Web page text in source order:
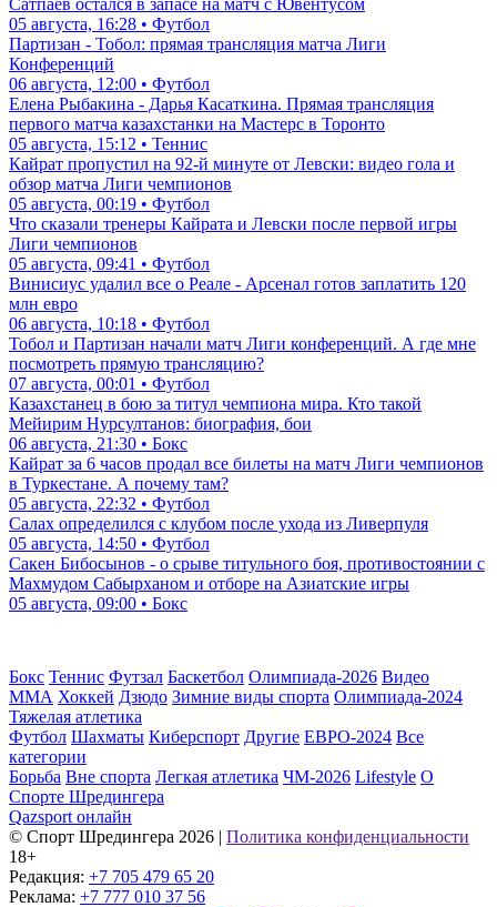
05 августа, 16:28 • Футбол
Партизан - Тобол: прямая трансляция матча Лиги
Конференций
06 августа, 12:00 • Футбол
Елена Рыбакина - Дарья Касаткина. Прямая трансляция
первого матча казахстанки на Мастерс в Торонто
05 августа, 15:12 • Теннис
Кайрат пропустил на 92-й минуте от Левски: видео гола и
обзор матча Лиги чемпионов
05 августа, 00:19 • Футбол
Что сказали тренеры Кайрата и Левски после первой игры
Лиги чемпионов
05 августа, 09:41 • Футбол
Винисиус удалил все о Реале - Арсенал готов заплатить 120
млн евро
06 августа, 10:18 • Футбол
Тобол и Партизан начали матч Лиги конференций. А где мне
посмотреть прямую трансляцию?
07 августа, 00:01 • Футбол
Казахстанец в бою за титул чемпиона мира. Кто такой
Мейирим Нурсултанов: биография, бои
06 августа, 21:30 • Бокс
Кайрат за 6 часов продал все билеты на матч Лиги чемпионов
в Туркестане. А почему там?
05 августа, 22:32 • Футбол
Салах определился с клубом после ухода из Ливерпуля
05 августа, 14:50 • Футбол
Сакен Бибосынов - о срыве титульного боя, противостоянии с
Махмудом Сабырханом и отборе на Азиатские игры
05 августа, 09:00 • Бокс
Бокс Теннис Футзал Баскетбол Олимпиада-2026 Видео
ММА Хоккей Дзюдо Зимние виды спорта Олимпиада-2024
Тяжелая атлетика
Футбол Шахматы Киберспорт Другие ЕВРО-2024 Все
категории
Борьба Вне спорта Легкая атлетика ЧМ-2026 Lifestyle О
Спорте Шредингера
Qazsport онлайн
© Cпорт Шредингера 2026 | Политика конфиденциальности
18+
Редакция: +7 705 479 65 20
Реклама: +7 777 010 37 56